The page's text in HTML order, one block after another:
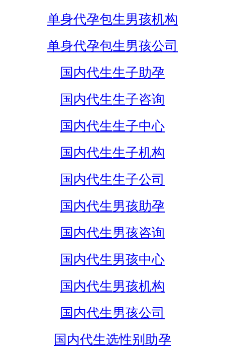
单身代孕包生男孩机构
单身代孕包生男孩公司
国内代生生子助孕
国内代生生子咨询
国内代生生子中心
国内代生生子机构
国内代生生子公司
国内代生男孩助孕
国内代生男孩咨询
国内代生男孩中心
国内代生男孩机构
国内代生男孩公司
国内代生选性别助孕